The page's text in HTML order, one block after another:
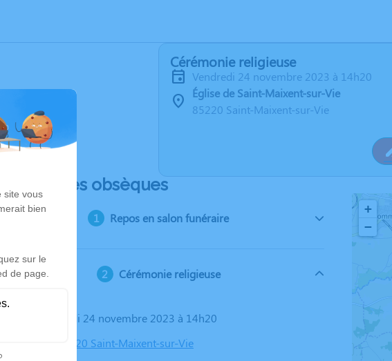
Cérémonie religieuse
vendredi 24 novembre 2023 à 14h20
Église de Saint-Maixent-sur-Vie
85220 Saint-Maixent-sur-Vie
Déroulé des obsèques
Repos en salon funéraire
Cérémonie religieuse
Le vendredi 24 novembre 2023 à 14h20
Église, 85220 Saint-Maixent-sur-Vie
+
−